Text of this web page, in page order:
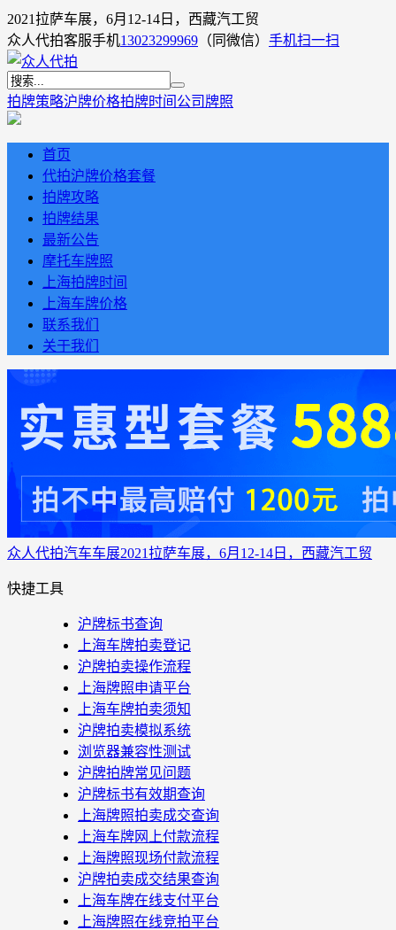
2021拉萨车展，6月12-14日，西藏汽工贸
众人代拍客服手机13023299969 （同微信） 手机扫一扫
拍牌策略沪牌价格拍牌时间 公司牌照
首页
代拍沪牌价格套餐
拍牌攻略
拍牌结果
最新公告
摩托车牌照
上海拍牌时间
上海车牌价格
联系我们
关于我们
众人代拍汽车车展2021拉萨车展，6月12-14日，西藏汽工贸
快捷工具
沪牌标书查询
上海车牌拍卖登记
沪牌拍卖操作流程
上海牌照申请平台
上海车牌拍卖须知
沪牌拍卖模拟系统
浏览器兼容性测试
沪牌拍牌常见问题
沪牌标书有效期查询
上海牌照拍卖成交查询
上海车牌网上付款流程
上海牌照现场付款流程
沪牌拍卖成交结果查询
上海车牌在线支付平台
上海牌照在线竞拍平台